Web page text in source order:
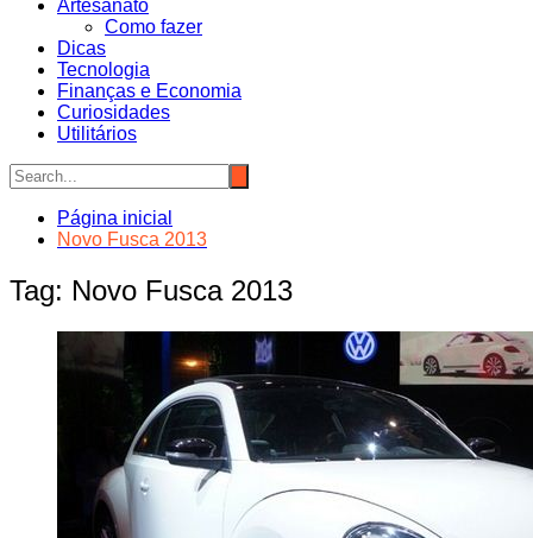
Artesanato
Como fazer
Dicas
Tecnologia
Finanças e Economia
Curiosidades
Utilitários
Página inicial
Novo Fusca 2013
Tag: Novo Fusca 2013